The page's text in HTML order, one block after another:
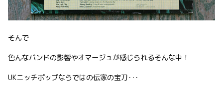
そんで
色んなバンドの影響やオマージュが感じられるそんな中！
UKニッチポップならではの伝家の宝刀･･･